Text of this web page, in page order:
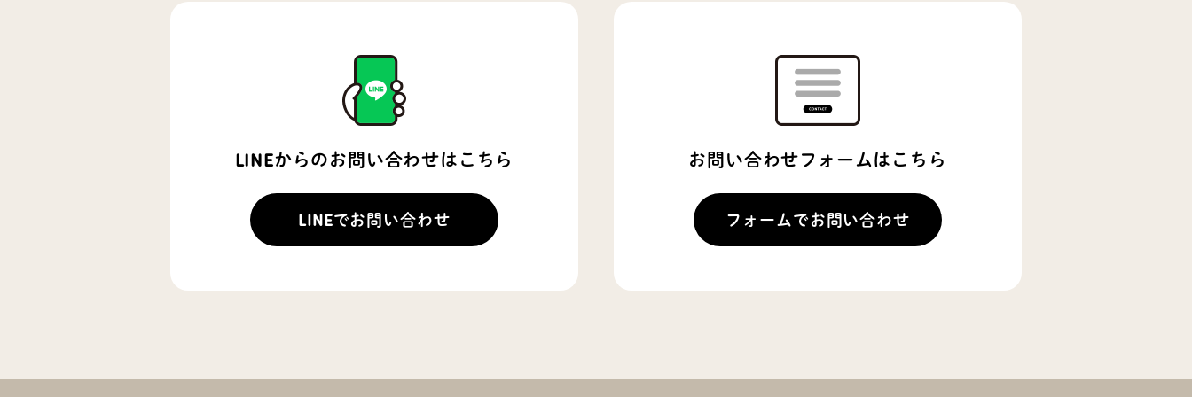
LINEからのお問い合わせはこちら
LINEでお問い合わせ
お問い合わせフォームはこちら
フォームでお問い合わせ